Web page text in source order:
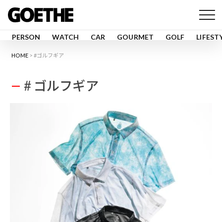
PERSON WATCH CAR GOURMET GOLF
HOME #ゴルフギア
# ゴルフギア